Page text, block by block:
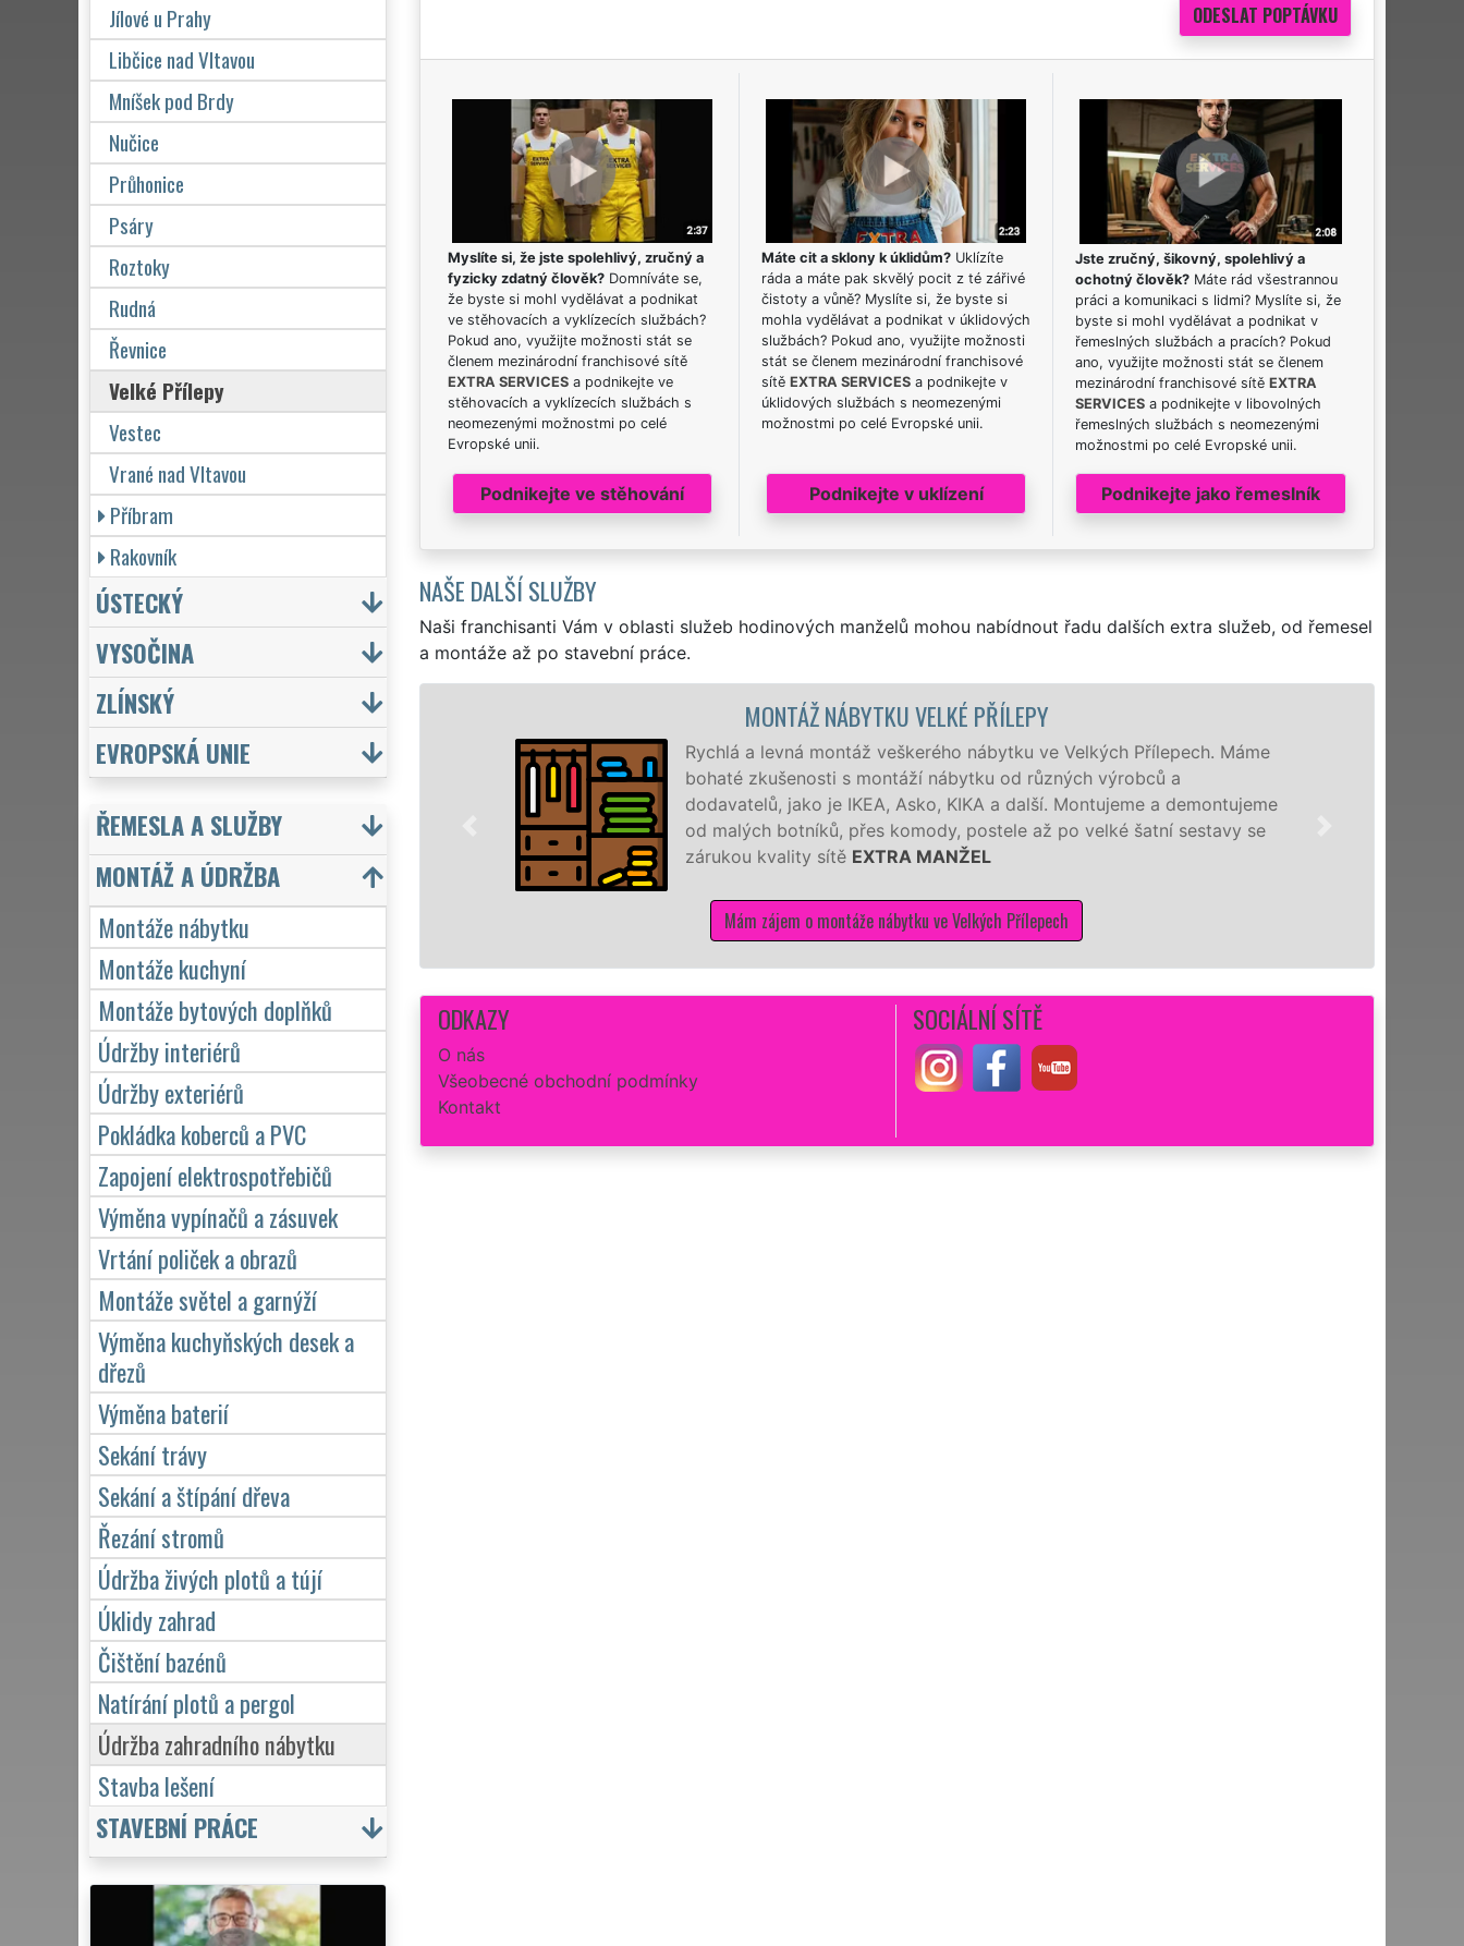
Myslíte si, že jste spolehlivý, zručný a
fyzicky zdatný člověk?Domníváte se,
že byste si mohl vydělávat a podnikat
ve stěhovacích a vyklízecích službách?
Pokud ano, využijte možnosti stát se
členem mezinárodní franchisové sítě
EXTRA SERVICESa podnikejte ve
stěhovacích a vyklízecích službách s
neomezenými možnostmi po celé
Evropské unii.
Podnikejte ve stěhování
Máte cit a sklony k úklidům?Uklízíte
ráda a máte pak skvělý pocit z té zářivé
čistoty a vůně? Myslíte si, že byste si
mohla vydělávat a podnikat v úklidových
službách? Pokud ano, využijte možnosti
stát se členem mezinárodní franchisové
sítě EXTRA SERVICESa podnikejte v
úklidových službách s neomezenými
možnostmi po celé Evropské unii.
Podnikejte v uklízení
Jste zručný, šikovný, spolehlivý a
ochotný člověk? Máte rád všestrannou
práci a komunikaci s lidmi? Myslíte si, že
byste si mohl vydělávat a podnikat v
řemeslných službách a pracích? Pokud
ano, využijte možnosti stát se členem
mezinárodní franchisové sítěEXTRA
SERVICES a podnikejte v libovolných
řemeslných službách s neomezenými
možnostmi po celé Evropské unii.
Podnikejte jako řemeslník
NAŠE DALŠÍ SLUŽBY
Naši franchisanti Vám v oblasti služeb hodinových manželů mohou nabídnout řadu dalších extra služeb, od řemesel
a montáže až po stavební práce.
MONTÁŽ NÁBYTKU VELKÉ PŘÍLEPY
Rychlá a levná montáž veškerého nábytku ve Velkých Přílepech. Máme
bohaté zkušenosti s montáží nábytku od různých výrobců a
dodavatelů, jako je IKEA, Asko, KIKA a další. Montujeme a demontujeme
od malých botníků, přes komody, postele až po velké šatní sestavy se
zárukou kvality sítě
EXTRA MANŽEL
Naši hodinoví manžele pro
různých výrobců. Ať už se
zpracování německé Nobilie,
ODKAZY
O nás
Všeobecné obchodní podmínky
Kontakt
SOCIÁLNÍ SÍTĚ
Jílové u Prahy
Libčice nad Vltavou
Mníšek pod Brdy
Nučice
Průhonice
Psáry
Roztoky
Rudná
Řevnice
Velké Přílepy
Vestec
Vrané nad Vltavou
Příbram
Rakovník
ÚSTECKÝ
VYSOČINA
ZLÍNSKÝ
EVROPSKÁ UNIE
ŘEMESLA A SLUŽBY
MONTÁŽ A ÚDRŽBA
Montáže nábytku
Montáže kuchyní
Montáže bytových doplňků
Údržby interiérů
Údržby exteriérů
Pokládka koberců a PVC
Zapojení elektrospotřebičů
Výměna vypínačů a zásuvek
Vrtání poliček a obrazů
Montáže světel a garnýží
Výměna kuchyňských desek a
dřezů
Výměna baterií
Sekání trávy
Sekání a štípání dřeva
Řezání stromů
Údržba živých plotů a tújí
Úklidy zahrad
Čištění bazénů
Natírání plotů a pergol
Údržba zahradního nábytku
Stavba lešení
STAVEBNÍ PRÁCE